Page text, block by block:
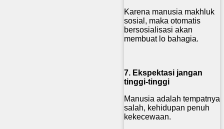
Karena manusia makhluk
sosial, maka otomatis
bersosialisasi akan
membuat lo bahagia.
7. Ekspektasi jangan
tinggi-tinggi
Manusia adalah tempatnya
salah, kehidupan penuh
kekecewaan.